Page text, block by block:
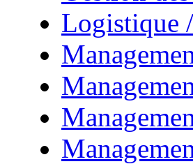
Logistique